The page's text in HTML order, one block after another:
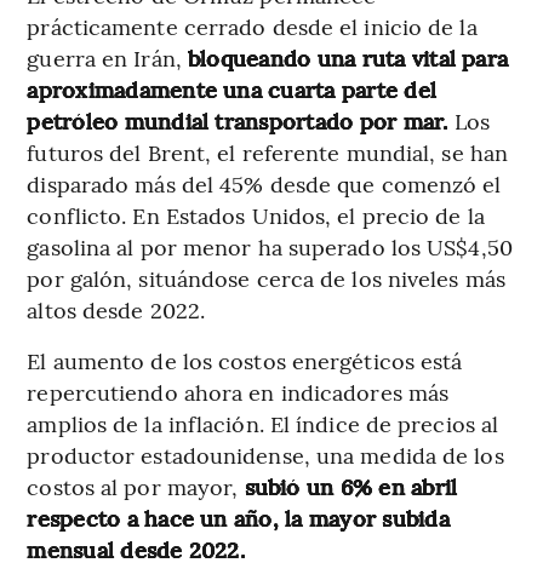
prácticamente cerrado desde el inicio de la
guerra en Irán, bloqueando una ruta vital para
aproximadamente una cuarta parte del
petróleo mundial transportado por mar. Los
futuros del Brent, el referente mundial, se han
disparado más del 45% desde que comenzó el
conflicto. En Estados Unidos, el precio de la
gasolina al por menor ha superado los US$4,50
por galón, situándose cerca de los niveles más
altos desde 2022.
El aumento de los costos energéticos está
repercutiendo ahora en indicadores más
amplios de la inflación. El índice de precios al
productor estadounidense, una medida de los
costos al por mayor, subió un 6% en abril
respecto a hace un año, la mayor subida
mensual desde 2022.